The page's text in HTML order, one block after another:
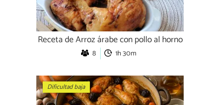
Receta de Arroz árabe con pollo al horno
8 1h 30m
Dificultad baja